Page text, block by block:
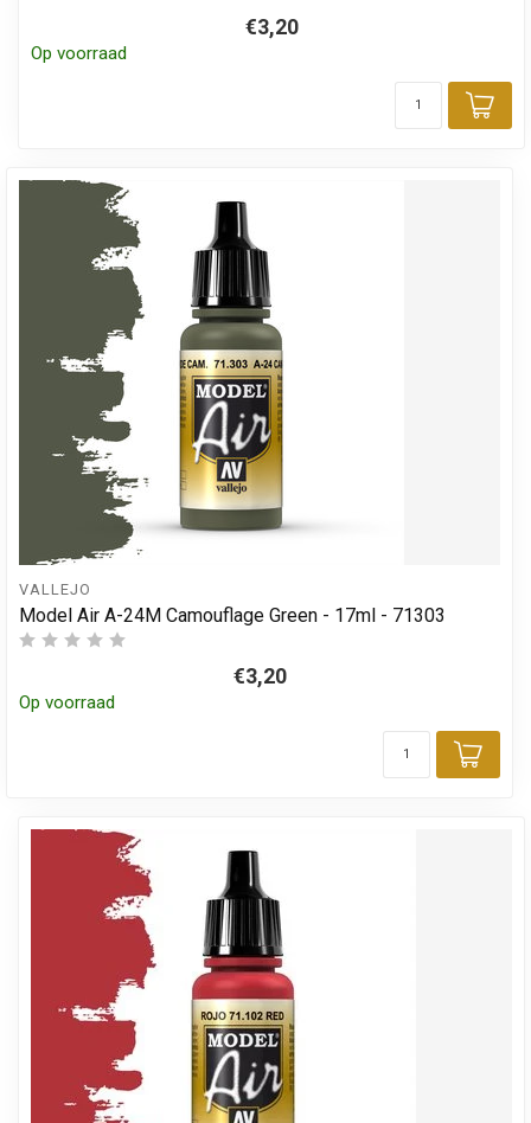
€3,20
Op voorraad
VALLEJO
Model Air A-24M Camouflage Green - 17ml - 71303
€3,20
Op voorraad